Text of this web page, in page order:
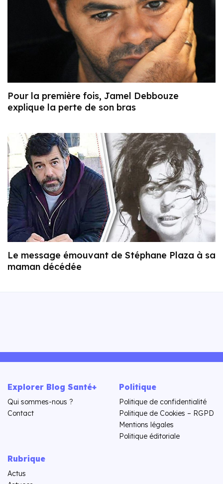
Pour la première fois, Jamel Debbouze
explique la perte de son bras
Le message émouvant de Stéphane Plaza à sa
maman décédée
Explorer Blog Santé+
Qui sommes-nous ?
Contact
Politique
Politique de confidentialité
Politique de Cookies – RGPD
Mentions légales
Politique éditoriale
Rubrique
Actus